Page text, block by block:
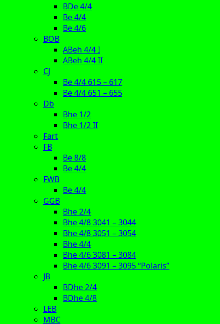
BDe 4/4
Be 4/4
Be 4/6
BOB
ABeh 4/4 I
ABeh 4/4 II
CJ
Be 4/4 615 – 617
Be 4/4 651 – 655
Db
Bhe 1/2
Bhe 1/2 II
Fart
FB
Be 8/8
Be 4/4
FWB
Be 4/4
GGB
Bhe 2/4
Bhe 4/8 3041 – 3044
Bhe 4/8 3051 – 3054
Bhe 4/4
Bhe 4/6 3081 – 3084
Bhe 4/6 3091 – 3095 “Polaris”
JB
BDhe 2/4
BDhe 4/8
LEB
MBC